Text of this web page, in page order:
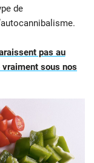
de
pas au
sous nos